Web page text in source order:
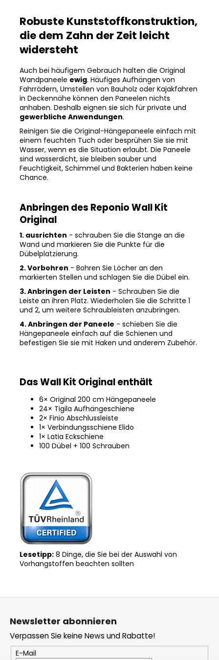
Robuste Kunststoffkonstruktion,
die dem Zahn der Zeit leicht
widersteht
Auch bei häufigem Gebrauch halten die Original
Wandpaneele ewig. Häufiges Aufhängen von
Fahrrädern, Umstellen von Bauholz oder Kajakfahren
in Deckennähe können den Paneelen nichts
anhaben. Deshalb eignen sie sich für private und
gewerbliche Anwendungen.
Reinigen Sie die Original-Hängepaneele einfach mit
einem feuchten Tuch oder besprühen Sie sie mit
Wasser, wenn es die Situation erlaubt. Die Paneele
sind wasserdicht, sie bleiben sauber und
Feuchtigkeit, Schimmel und Bakterien haben keine
Chance.
Anbringen des Reponio Wall Kit
Original
1. ausrichten - schrauben Sie die Stange an die
Wand und markieren Sie die Punkte für die
Dübelplatzierung.
2. Vorbohren - Bohren Sie Löcher an den
markierten Stellen und schlagen Sie die Dübel ein.
3. Anbringen der Leisten - Schrauben Sie die
Leiste an ihren Platz. Wiederholen Sie die Schritte 1
und 2, um weitere Schraubleisten anzubringen.
4. Anbringen der Paneele - schieben Sie die
Hängepaneele einfach auf die Schienen und
befestigen Sie sie mit Haken und anderem Zubehör.
Das Wall Kit Original enthält
6× Original 200 cm Hängepaneele
24× Tigila Aufhängeschiene
2× Finio Abschlussleiste
1× Verbindungsschiene Elido
1× Latia Eckschiene
100 Dübel + 100 Schrauben
Lesetipp: 8 Dinge, die Sie bei der Auswahl von
Vorhangstoffen beachten sollten
Newsletter abonnieren
Verpassen Sie keine News und Rabatte!
E-Mail